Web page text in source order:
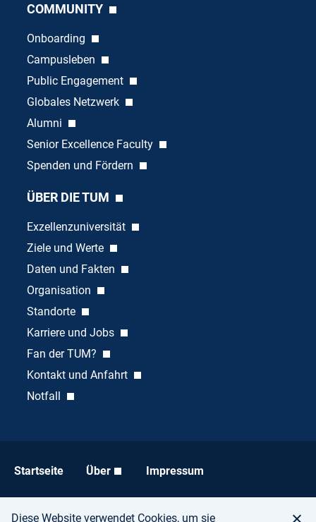
Diese Website verwendet Cookies, um sie
COMMUNITY
Onboarding
Campusleben
Public Engagement
Globales Netzwerk
Alumni
Senior Excellence Faculty
Spenden und Fördern
ÜBER DIE TUM
Exzellenzuniversität
Ziele und Werte
Daten und Fakten
Organisation
Standorte
Karriere und Jobs
Fan der TUM?
Kontakt und Anfahrt
Notfall
Startseite Über Impressum